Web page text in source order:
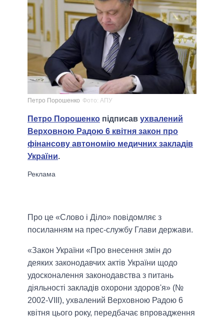
Петро Порошенко Фото: АПУ
Петро Порошенко підписав ухвалений
Верховною Радою 6 квітня закон про
фінансову автономію медичних закладів
України.
Про це «Слово і Діло» повідомляє з
посиланням на прес-службу Глави держави.
«Закон України «Про внесення змін до
деяких законодавчих актів України щодо
удосконалення законодавства з питань
діяльності закладів охорони здоров'я» (№
2002-VІІІ), ухвалений Верховною Радою 6
квітня цього року, передбачає впровадження